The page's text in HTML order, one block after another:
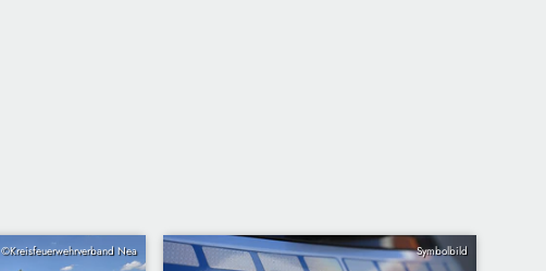
©Kreisfeuerwehrverband Nea Symbolbild